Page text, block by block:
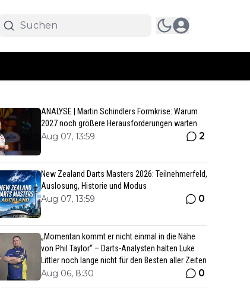
ANALYSE | Martin Schindlers Formkrise: Warum
2027 noch größere Herausforderungen warten
Aug 07, 13:59 2
New Zealand Darts Masters 2026: Teilnehmerfeld,
Auslosung, Historie und Modus
Aug 07, 13:59 0
„Momentan kommt er nicht einmal in die Nähe
von Phil Taylor“ – Darts-Analysten halten Luke
Littler noch lange nicht für den Besten aller Zeiten
Aug 06, 8:30 0